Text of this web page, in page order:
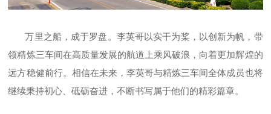
万里之船，成于罗盘。李英哥以实干为桨，以创新为帆，带
领精炼三车间在高质量发展的航道上乘风破浪，向着更加辉煌的
远方稳健前行。相信在未来，李英哥与精炼三车间全体成员也将
继续秉持初心、砥砺奋进，不断书写属于他们的精彩篇章。